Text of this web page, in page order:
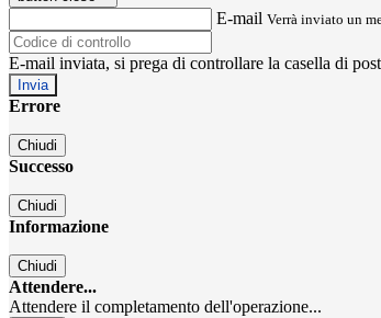
E-mail Verrà inviato un
E-mail inviata, si prega di controllare la casella di
Errore
Chiudi
Successo
Chiudi
Informazione
Chiudi
Attendere...
Attendere il completamento dell'operazione...